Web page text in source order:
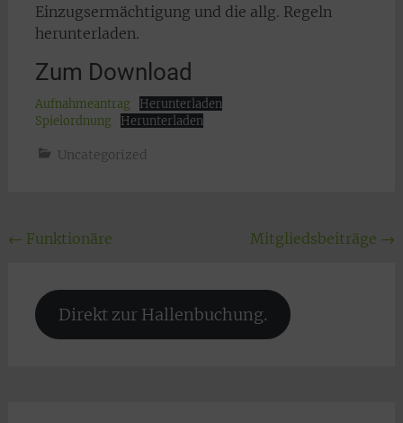
Einzugsermächtigung und die allg. Regeln
herunterladen.
Zum Download
Aufnahmeantrag
Herunterladen
Spielordnung
Herunterladen
Uncategorized
Beitragsnavigation
← Funktionäre Mitgliedsbeiträge →
Direkt zur Hallenbuchung.